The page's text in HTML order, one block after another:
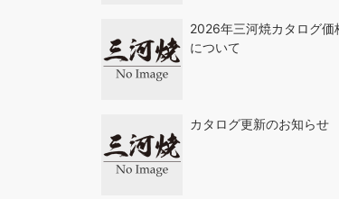
2026年三河焼カタログ価
について
カタログ更新のお知らせ